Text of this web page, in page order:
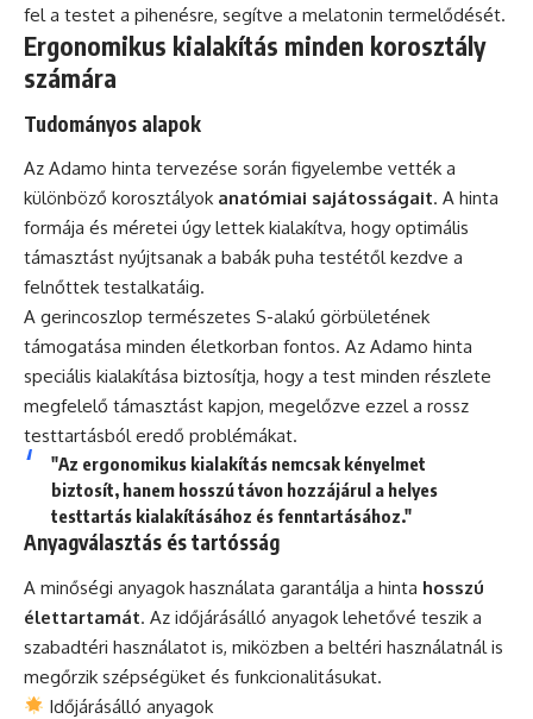
fel a testet a pihenésre, segítve a melatonin termelődését.
Ergonomikus kialakítás minden korosztály
számára
Tudományos alapok
Az Adamo hinta tervezése során figyelembe vették a
különböző korosztályok anatómiai sajátosságait. A hinta
formája és méretei úgy lettek kialakítva, hogy optimális
támasztást nyújtsanak a babák puha testétől kezdve a
felnőttek testalkatáig.
A gerincoszlop természetes S-alakú görbületének
támogatása minden életkorban fontos. Az Adamo hinta
speciális kialakítása biztosítja, hogy a test minden részlete
megfelelő támasztást kapjon, megelőzve ezzel a rossz
testtartásból eredő problémákat.
"Az ergonomikus kialakítás nemcsak kényelmet
biztosít, hanem hosszú távon hozzájárul a helyes
testtartás kialakításához és fenntartásához."
Anyagválasztás és tartósság
A minőségi anyagok használata garantálja a hinta hosszú
élettartamát. Az időjárásálló anyagok lehetővé teszik a
szabadtéri használatot is, miközben a beltéri használatnál is
megőrzik szépségüket és funkcionalitásukat.
Időjárásálló anyagok